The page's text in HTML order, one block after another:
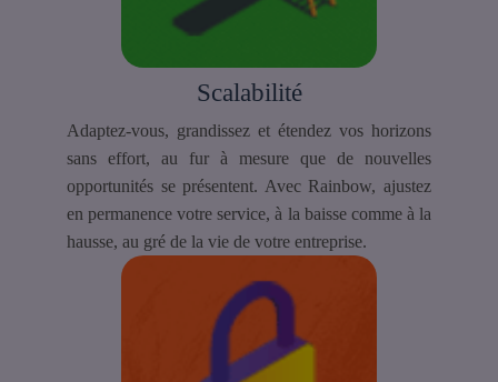
Scalabilité
Adaptez-vous, grandissez et étendez vos horizons
sans effort, au fur à mesure que de nouvelles
opportunités se présentent. Avec Rainbow, ajustez
en permanence votre service, à la baisse comme à la
hausse, au gré de la vie de votre entreprise.